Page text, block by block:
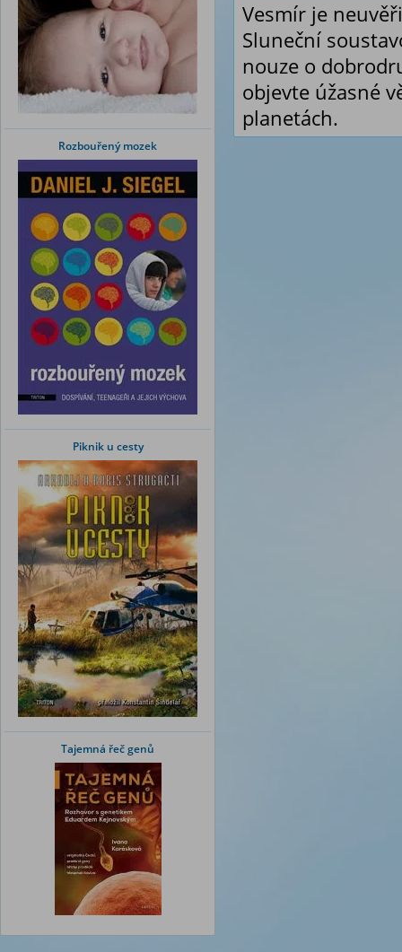
Rozbouřený mozek
Piknik u cesty
Tajemná řeč genů
Vesmír je
Sluneční
nouze o
objevte úžasné
planetách.